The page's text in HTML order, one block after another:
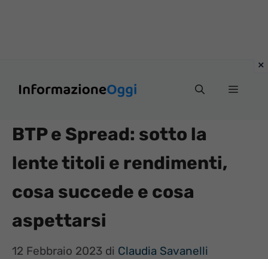
Menu
BTP e Spread: sotto la
lente titoli e rendimenti,
cosa succede e cosa
aspettarsi
12 Febbraio 2023 di Claudia Savanelli